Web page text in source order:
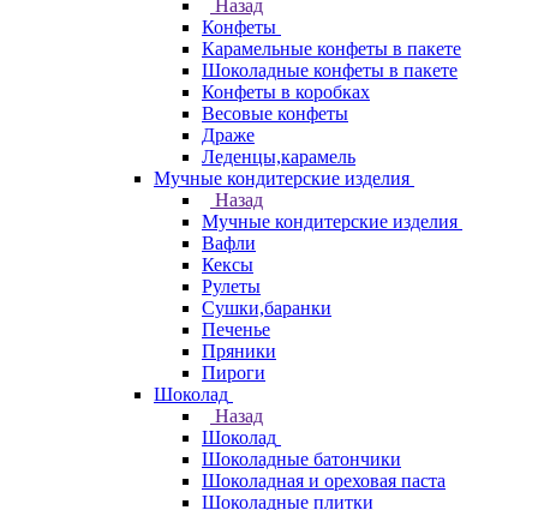
Назад
Конфеты
Карамельные конфеты в пакете
Шоколадные конфеты в пакете
Конфеты в коробках
Весовые конфеты
Драже
Леденцы,карамель
Мучные кондитерские изделия
Назад
Мучные кондитерские изделия
Вафли
Кексы
Рулеты
Сушки,баранки
Печенье
Пряники
Пироги
Шоколад
Назад
Шоколад
Шоколадные батончики
Шоколадная и ореховая паста
Шоколадные плитки